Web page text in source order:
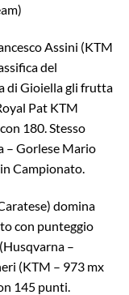
Assini (KTM
del
di Gioiella gli frutta
Pat KTM
180. Stesso
– Gorlese Mario
Campionato.
domina
con punteggio
–
(KTM – 973 mx
145 punti.